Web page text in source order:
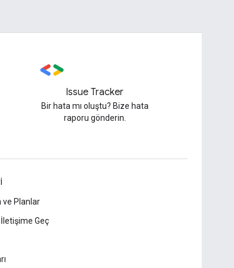
Issue Tracker
Bir hata mı oluştu? Bize hata
raporu gönderin.
ve Planlar
İletişime Geç